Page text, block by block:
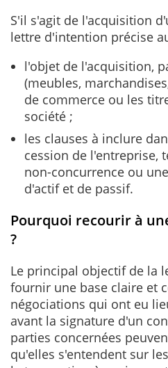
S'il s'agit de l'acquisition
lettre d'intention précise
l'objet de l'acquisition,
(meubles,
de commerce ou les
société ;
les clauses à inclure
cession de l'entreprise,
non-concurrence ou
d'actif et de passif.
Pourquoi recourir à
?
Le principal objectif de la
fournir une base claire et
négociations qui ont eu
avant la signature d'un
parties concernées
qu'elles s'entendent sur